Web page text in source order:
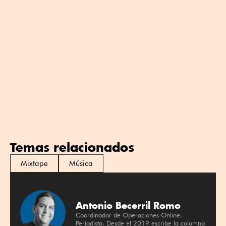
Temas relacionados
Mixtape Música
Antonio Becerril Romo
Coordinador de Operaciones Online.
Periodista. Desde el 2019 escribe la columna